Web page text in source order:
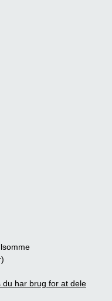
du har brug for at dele